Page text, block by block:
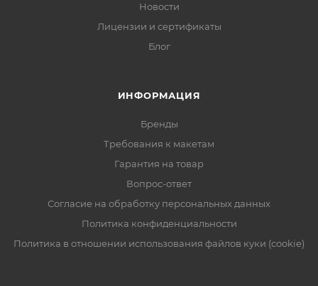
Новости
Лицензии и сертификаты
Блог
ИНФОРМАЦИЯ
Бренды
Требования к макетам
Гарантия на товар
Вопрос-ответ
Согласие на обработку персональных данных
Политика конфиденциальности
Политика в отношении использования файлов куки (cookie)